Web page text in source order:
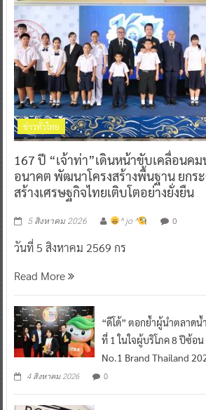
ข่าวทั่วไทย
167 ปี “เจ้าท่า”เดินหน้าขับเคลื่อนค
อนาคต พัฒนาโครงสร้างพื้นฐาน ยกร
สร้างเศรษฐกิจไทยเติบโตอย่างยั่งยืน
5 สิงหาคม 2026 ^ jo ^ 0
วันที่ 5 สิงหาคม 2569 กร
Read More
“ดีโด้” ตอกย้ำผู้นำตลาดน้
ที่ 1 ในใจผู้บริโภค 8 ปีซ้อน
No.1 Brand Thailand
4 สิงหาคม 2026 0